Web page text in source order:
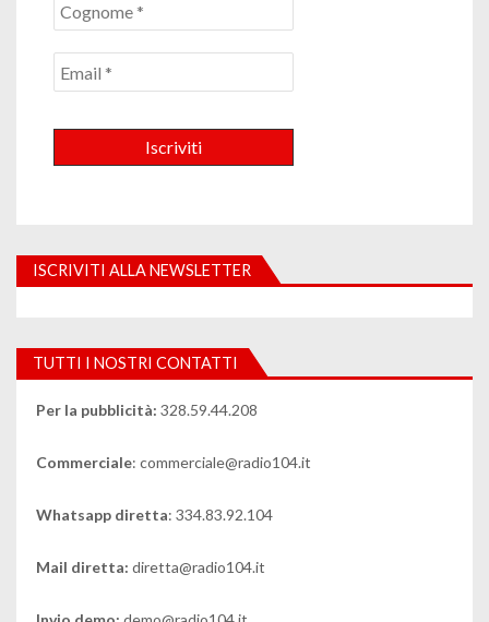
ISCRIVITI ALLA NEWSLETTER
TUTTI I NOSTRI CONTATTI
Per la pubblicità: 328.59.44.208
Commerciale: commerciale@radio104.it
Whatsapp diretta: 334.83.92.104
Mail diretta: diretta@radio104.it